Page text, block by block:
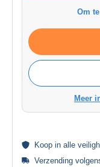
Om
Meer
Koop in alle
Verzending